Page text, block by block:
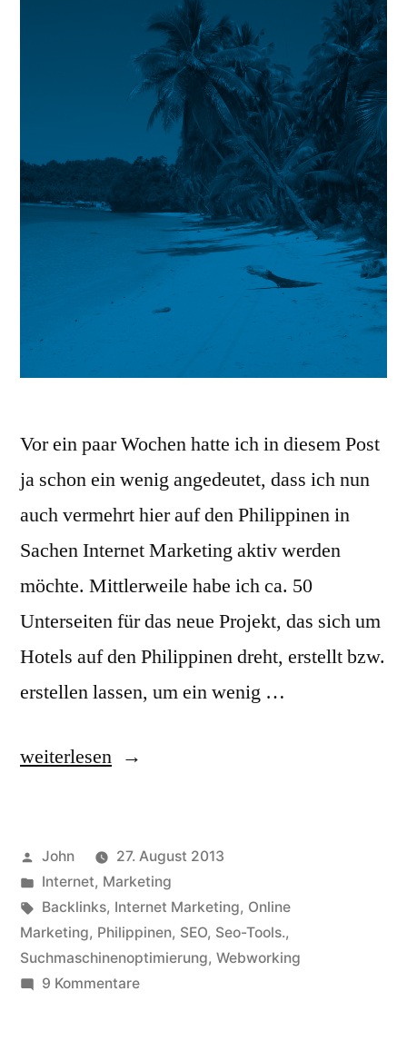
Vor ein paar Wochen hatte ich in diesem Post
ja schon ein wenig angedeutet, dass ich nun
auch vermehrt hier auf den Philippinen in
Sachen Internet Marketing aktiv werden
möchte. Mittlerweile habe ich ca. 50
Unterseiten für das neue Projekt, das sich um
Hotels auf den Philippinen dreht, erstellt bzw.
erstellen lassen, um ein wenig …
„Online
den
Philippinen,
Teil
2“
weiterlesen
Veröffentlicht
von
John
27. August 2013
Veröffentlicht
in
Internet, Marketing
Schlagwörter:
Backlinks, Internet Marketing, Online
Marketing, Philippinen, SEO, Seo-Tools.,
Suchmaschinenoptimierung, Webworking
9 Kommentarezu